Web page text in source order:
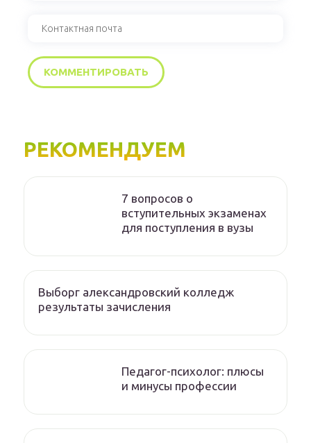
РЕКОМЕНДУЕМ
7 вопросов о
вступительных экзаменах
для поступления в вузы
Выборг александровский колледж
результаты зачисления
Педагог-психолог: плюсы
и минусы профессии